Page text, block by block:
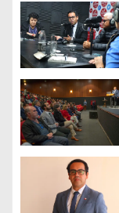
ó
n
d
e
e